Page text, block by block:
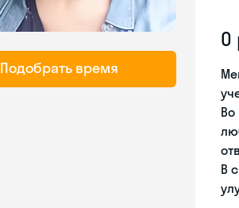
Подобрать время
О
Во
В